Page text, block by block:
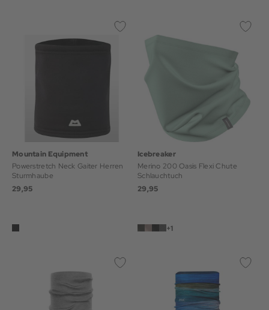
Mountain Equipment
Powerstretch Neck Gaiter Herren
Sturmhaube
29,95
Icebreaker
Merino 200 Oasis Flexi Chute
Schlauchtuch
29,95
+1